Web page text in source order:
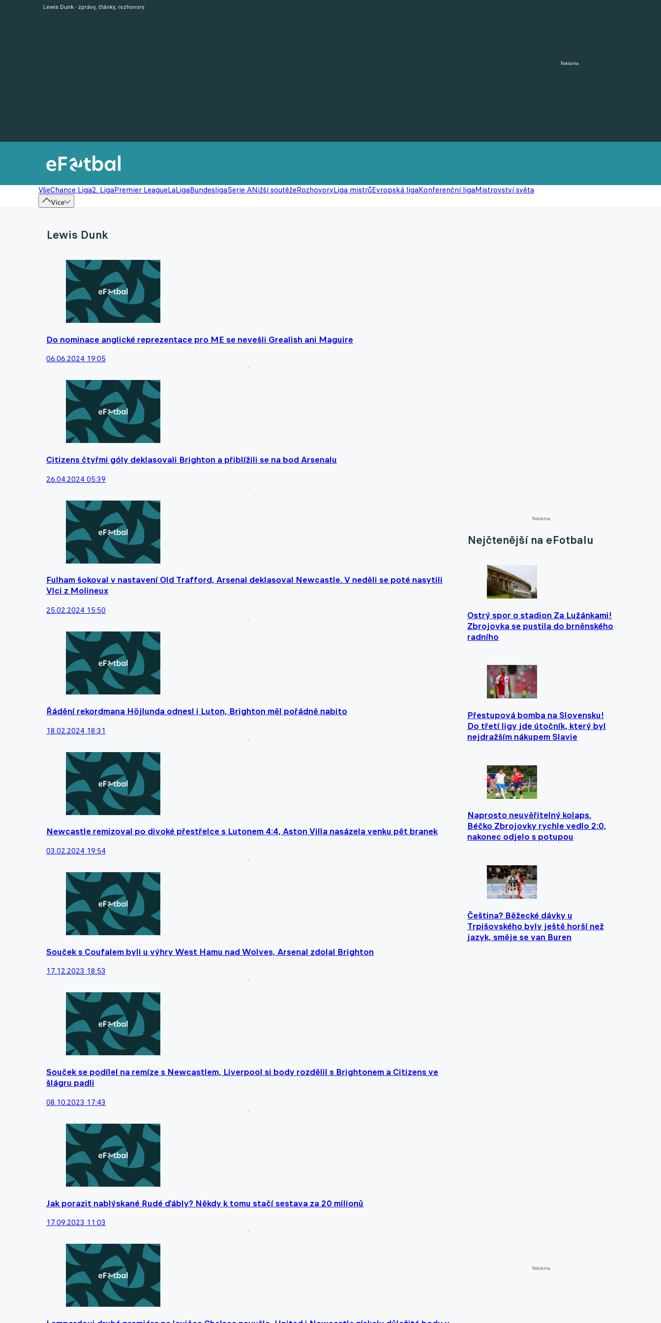
Reklama
VšeChance Liga2. LigaPremier LeagueLaLigaBundesligaSerie ANižší soutěžeRozhovoryLiga mistrůEvropská ligaKonferenční ligaMistrovství světa
Více
Lewis Dunk - zprávy, články, rozhovory
Lewis Dunk
Do nominace anglické reprezentace pro ME se nevešli Grealish ani Maguire
06.06.2024 19:05
Citizens čtyřmi góly deklasovali Brighton a přiblížili se na bod Arsenalu
26.04.2024 05:39
Fulham šokoval v nastavení Old Trafford, Arsenal deklasoval Newcastle. V neděli se poté nasytili
Vlci z Molineux
25.02.2024 15:50
Řádění rekordmana Höjlunda odnesl i Luton, Brighton měl pořádně nabito
18.02.2024 18:31
Newcastle remizoval po divoké přestřelce s Lutonem 4:4, Aston Villa nasázela venku pět branek
03.02.2024 19:54
Souček s Coufalem byli u výhry West Hamu nad Wolves, Arsenal zdolal Brighton
17.12.2023 18:53
Souček se podílel na remíze s Newcastlem, Liverpool si body rozdělil s Brightonem a Citizens ve
šlágru padli
08.10.2023 17:43
Jak porazit nablýskané Rudé ďábly? Někdy k tomu stačí sestava za 20 milionů
17.09.2023 11:03
Reklama
Nejčtenější na eFotbalu
Ostrý spor o stadion Za Lužánkami!
Zbrojovka se pustila do brněnského
radního
Přestupová bomba na Slovensku!
Do třetí ligy jde útočník, který byl
nejdražším nákupem Slavie
Naprosto neuvěřitelný kolaps.
Béčko Zbrojovky rychle vedlo 2:0,
nakonec odjelo s potupou
Čeština? Běžecké dávky u
Trpišovského byly ještě horší než
jazyk, směje se van Buren
Reklama